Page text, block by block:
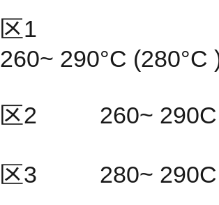
区1
260~ 290°C (280°C
区2 260~ 290C
区3 280~ 290C